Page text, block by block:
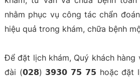
nhằm phục vụ công tác chẩn
hiệu quả trong khám, chữa bệnh
Để đặt lịch khám, Quý khách
đài (𝟬𝟮𝟴) 𝟯𝟵𝟯𝟬 𝟳𝟱 𝟳𝟱 hoặc đặt